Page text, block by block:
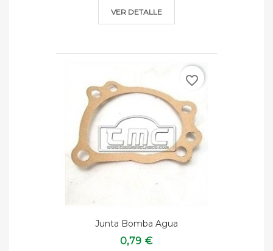
VER DETALLE
Junta Bomba Agua
0,79 €
favorite_border